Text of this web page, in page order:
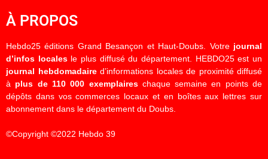
À PROPOS
Hebdo25 éditions Grand Besançon et Haut-Doubs. Votre journal
d’infos localesle plus diffusé du département. HEBDO25 est un
journal hebdomadaired’informations locales de proximité diffusé
à plus de 110 000 exemplaireschaque semaine en points de
dépôts dans vos commerces locaux et en boîtes aux lettres sur
abonnement dans le département du Doubs.
©Copyright ©2022 Hebdo 39